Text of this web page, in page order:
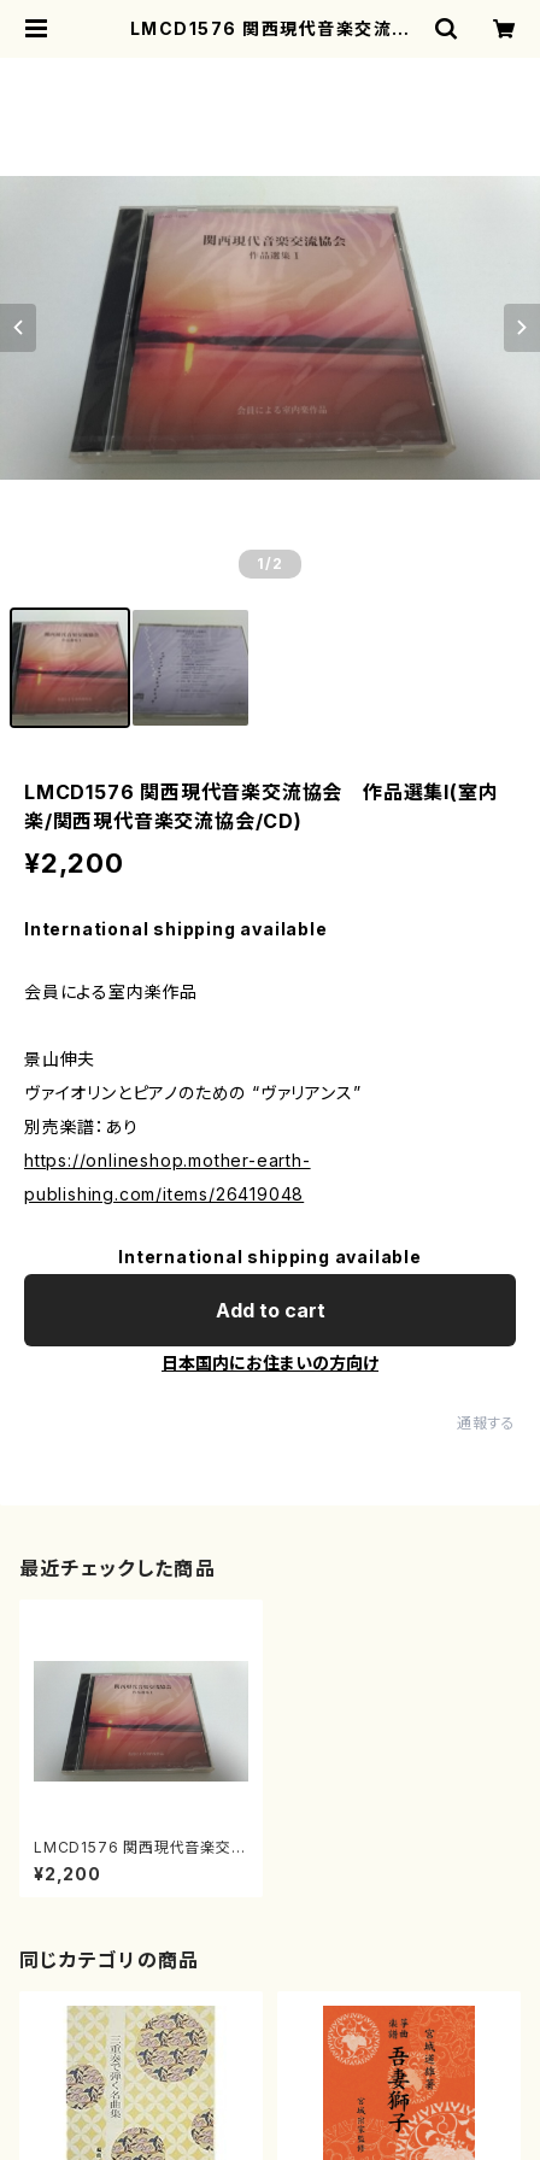
LMCD1576 関西現代音楽交流協
1 /2
LMCD1576 関西現代音楽交流協会 作品選集I(室内
楽/関西現代音楽交流協会/CD)
¥2,200
International shipping available
会員による室内楽作品
景山伸夫
ヴァイオリンとピアノのための “ヴァリアンス”
別売楽譜：あり
https://onlineshop.mother-earth-
publishing.com/items/26419048
International shipping available
Add to cart
日本国内にお住まいの方向け
通報する
最近チェックした商品
LMCD1576 関西現代音楽交流
協会 作品選集I(室内楽/関西
現代音楽交流協会/CD)
¥2,200
同じカテゴリの商品